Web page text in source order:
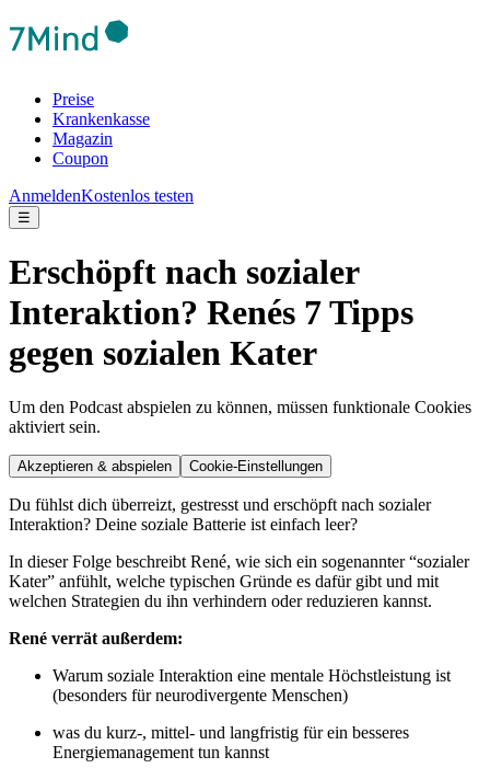
Preise
Krankenkasse
Magazin
Coupon
AnmeldenKostenlos testen
☰
Erschöpft nach sozialer
Interaktion? Renés 7 Tipps
gegen sozialen Kater
Um den Podcast abspielen zu können, müssen funktionale Cookies
aktiviert sein.
Akzeptieren & abspielen Cookie-Einstellungen
Du fühlst dich überreizt, gestresst und erschöpft nach sozialer
Interaktion? Deine soziale Batterie ist einfach leer?
In dieser Folge beschreibt René, wie sich ein sogenannter “sozialer
Kater” anfühlt, welche typischen Gründe es dafür gibt und mit
welchen Strategien du ihn verhindern oder reduzieren kannst.
René verrät außerdem:
Warum soziale Interaktion eine mentale Höchstleistung ist
(besonders für neurodivergente Menschen)
was du kurz-, mittel- und langfristig für ein besseres
Energiemanagement tun kannst